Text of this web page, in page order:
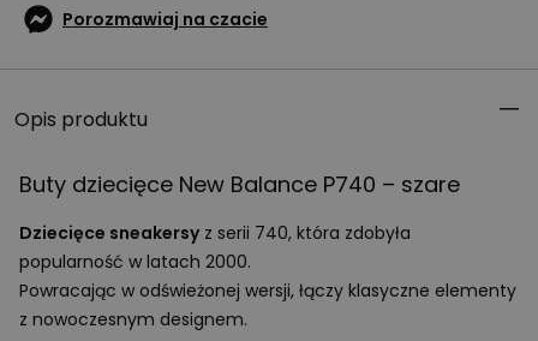
Porozmawiaj na czacie
Opis produktu
Buty dziecięce New Balance P740 – szare
Dziecięce sneakersyz serii 740, która zdobyła
popularność w latach 2000.
Powracając w odświeżonej wersji, łączy klasyczne elementy
z nowoczesnym designem.